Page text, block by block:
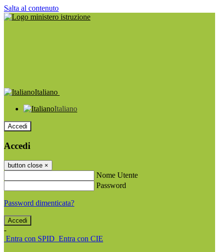
Salta al contenuto
Italiano
Italiano
Accedi
Accedi
button close ×
Nome Utente
Password
Password dimenticata?
-
Entra con SPID Entra con CIE